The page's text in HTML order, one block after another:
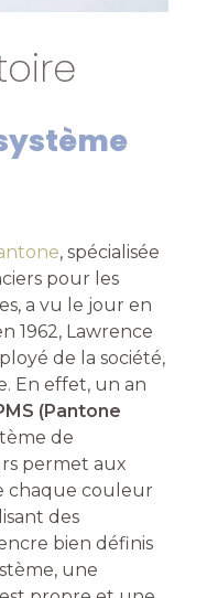
, spécialisée
pour les
a vu le jour en
1962, Lawrence
de la société,
En effet, un an
(Pantone
de
permet aux
chaque couleur
des
bien définis
une